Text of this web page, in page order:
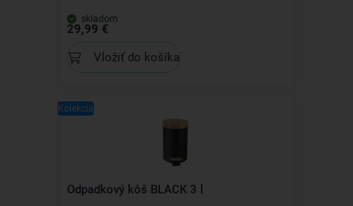
skladom
29,99 €
Vložiť do košíka
Kolekcia
Odpadkový kôš BLACK 3 l